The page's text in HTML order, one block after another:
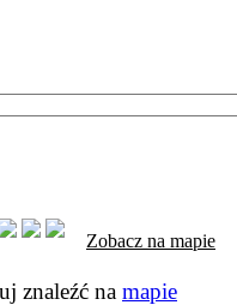
Zobacz na mapie
znaleźć na mapie